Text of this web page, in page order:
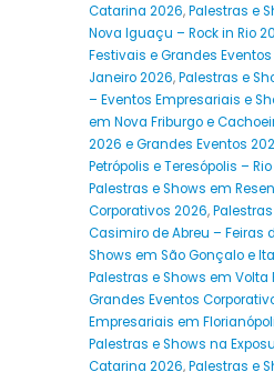
Catarina 2026,Palestras e
Nova Iguaçu – Rock in Rio
Festivais e Grandes
Janeiro 2026,Palestras e
– Eventos Empresariais e
em Nova Friburgo e
2026 e Grandes Eventos
Petrópolis e Teresópolis –
Palestras e Shows em
Corporativos 2026,
Casimiro de Abreu – Feiras
Shows em São Gonçalo e
Palestras e Shows em
Grandes Eventos
Empresariais em
Palestras e Shows na
Catarina 2026,Palestras e